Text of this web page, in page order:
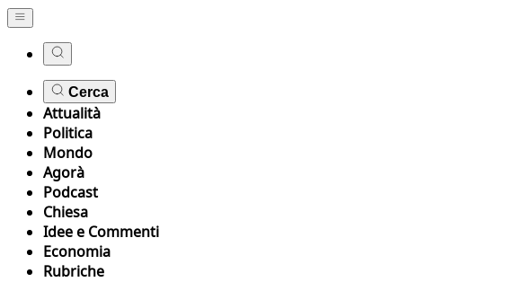
Cerca
Attualità
Politica
Mondo
Agorà
Podcast
Chiesa
Idee e Commenti
Economia
Rubriche